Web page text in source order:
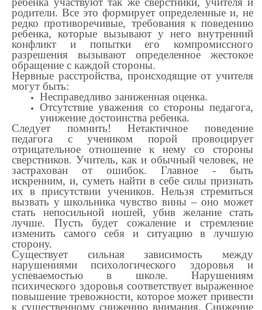
родители. Все это формирует определенные и, не
редко противоречивые, требования к поведению
ребенка, которые вызывают у него внутренний
конфликт и попытки его компромиссного
разрешения вызывают определенное жестокое
обращение с каждой стороны.
Нервные расстройства, происходящие от учителя
могут быть:
Несправедливо заниженная оценка.
Отсутствие уважения со стороны педагога,
унижение достоинства ребенка.
Следует помнить! Нетактичное поведение
педагога с учеником порой провоцирует
отрицательное отношение к нему со стороны
сверстников. Учитель, как и обычный человек, не
застрахован от ошибок. Главное - быть
искренним, и, суметь найти в себе силы признать
их в присутствии учеников. Нельзя стремиться
вызвать у школьника чувство вины – оно может
стать непосильной ношей, убив желание стать
лучше. Пусть будет сожаление и стремление
изменить самого себя и ситуацию в лучшую
сторону.
Существует сильная зависимость между
нарушениями психологического здоровья и
успеваемостью в школе. Нарушениям
психического здоровья соответствует выраженное
повышение тревожности, которое может привести
к существенному снижению внимания. Снижение